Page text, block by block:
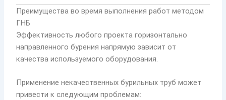
Преимущества во время выполнения работ методом
ГНБ
Эффективность любого проекта горизонтально
направленного бурения напрямую зависит от
качества используемого оборудования.
Применение некачественных бурильных труб может
привести к следующим проблемам: